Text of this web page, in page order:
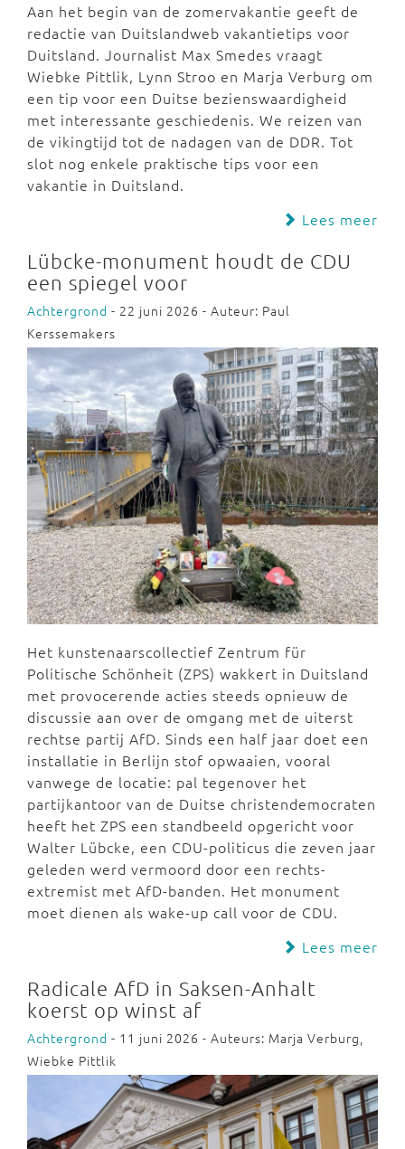
Aan het begin van de zomervakantie geeft de
redactie van Duitslandweb vakantietips voor
Duitsland. Journalist Max Smedes vraagt
Wiebke Pittlik, Lynn Stroo en Marja Verburg om
een tip voor een Duitse bezienswaardigheid
met interessante geschiedenis. We reizen van
de vikingtijd tot de nadagen van de DDR. Tot
slot nog enkele praktische tips voor een
vakantie in Duitsland.
Lees meer
Lübcke-monument houdt de CDU
een spiegel voor
Achtergrond - 22 juni 2026 - Auteur: Paul
Kerssemakers
Het kunstenaarscollectief Zentrum für
Politische Schönheit (ZPS) wakkert in Duitsland
met provocerende acties steeds opnieuw de
discussie aan over de omgang met de uiterst
rechtse partij AfD. Sinds een half jaar doet een
installatie in Berlijn stof opwaaien, vooral
vanwege de locatie: pal tegenover het
partijkantoor van de Duitse christendemocraten
heeft het ZPS een standbeeld opgericht voor
Walter Lübcke, een CDU-politicus die zeven jaar
geleden werd vermoord door een rechts-
extremist met AfD-banden. Het monument
moet dienen als wake-up call voor de CDU.
Lees meer
Radicale AfD in Saksen-Anhalt
koerst op winst af
Achtergrond - 11 juni 2026 - Auteurs: Marja Verburg,
Wiebke Pittlik